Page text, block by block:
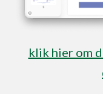
klik hier om